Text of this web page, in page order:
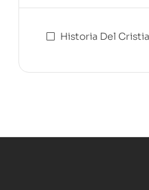
Historia Del